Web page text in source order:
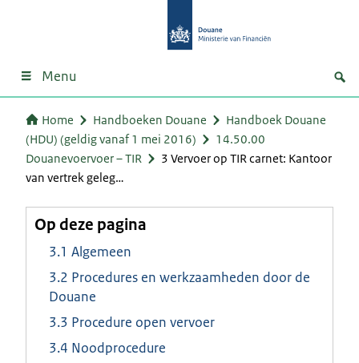
Menu
Home Handboeken Douane
Handboek Douane
(HDU) (geldig vanaf 1 mei 2016)
14.50.00
Douanevoervoer – TIR
3 Vervoer op TIR carnet: Kantoor
van vertrek geleg…
Op deze pagina
3.1 Algemeen
3.2 Procedures en werkzaamheden door de
Douane
3.3 Procedure open vervoer
3.4 Noodprocedure